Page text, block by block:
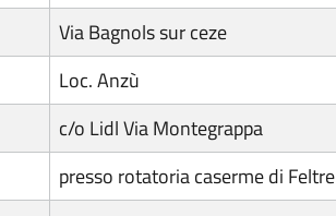
Via Bagnols sur ceze
Loc. Anzù
c/o Lidl Via Montegrappa
presso rotatoria caserme di Feltre